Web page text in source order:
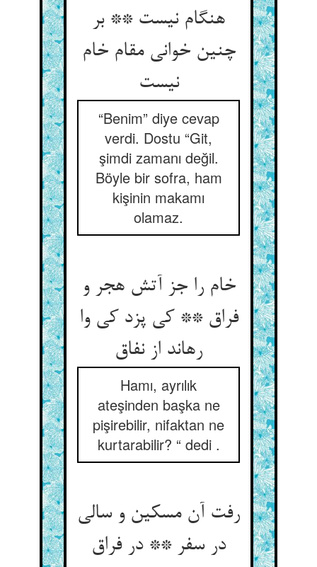
هنگام نیست ** بر
چنین خوانی مقام خام
نیست‌‌
“Benim” diye cevap
verdi. Dostu “Git,
şimdi zamanı değil.
Böyle bir sofra, ham
kişinin makamı
olamaz.
خام را جز آتش هجر و
فراق ** کی پزد کی وا
Hamı, ayrılık
ateşinden başka ne
pişirebilir, nifaktan ne
kurtarabilir? “ dedi .
رفت آن مسکین و سالی
در سفر ** در فراق